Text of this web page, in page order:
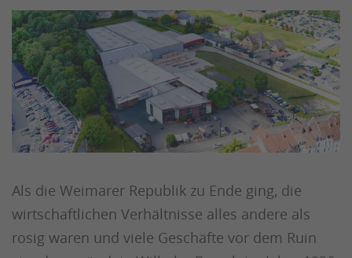
Als die Weimarer Republik zu Ende ging, die
wirtschaftlichen Verhältnisse alles andere als
rosig waren und viele Geschäfte vor dem Ruin